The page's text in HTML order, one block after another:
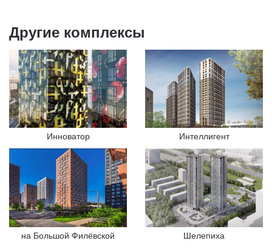
Другие комплексы
Инноватор Интеллигент
на Большой Филёвской Шелепиха